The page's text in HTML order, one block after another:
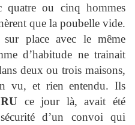
quatre ou cinq hommes
que la poubelle vide.
sur place avec le même
d’habitude ne trainait
deux ou trois maisons,
vu, et rien entendu. Ils
ce jour là, avait été
d’un convoi qui